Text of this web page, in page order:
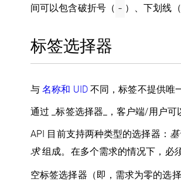
间可以包含破折号（ - ）、下划线（
标签选择器
与名称和 UID不同，标签不提供唯
通过 _标签选择器_，客户端/用户可
API 目前支持两种类型的选择器：
求组成。在多个需求的情况下，必
空标签选择器（即，需求为零的选